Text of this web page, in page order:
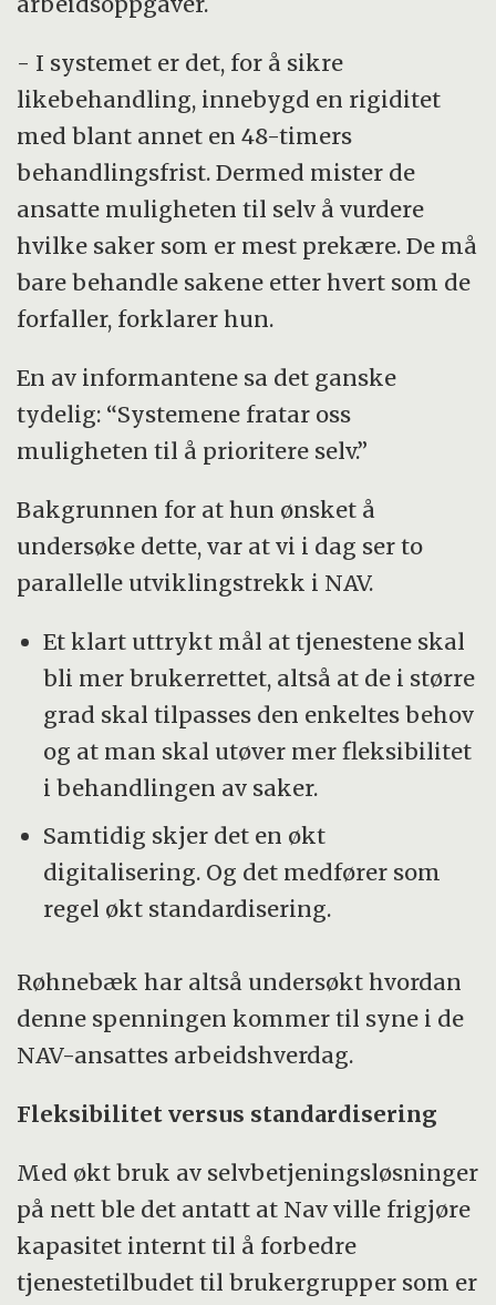
- I systemet er det, for å sikre
likebehandling, innebygd en rigiditet
med blant annet en 48-timers
behandlingsfrist. Dermed mister de
ansatte muligheten til selv å vurdere
hvilke saker som er mest prekære. De må
bare behandle sakene etter hvert som de
forfaller, forklarer hun.
En av informantene sa det ganske
tydelig: “Systemene fratar oss
muligheten til å prioritere selv.”
Bakgrunnen for at hun ønsket å
undersøke dette, var at vi i dag ser to
parallelle utviklingstrekk i NAV.
Et klart uttrykt mål at tjenestene skal
bli mer brukerrettet, altså at de i større
grad skal tilpasses den enkeltes behov
og at man skal utøver mer fleksibilitet
i behandlingen av saker.
Samtidig skjer det en økt
digitalisering. Og det medfører som
regel økt standardisering.
Røhnebæk har altså undersøkt hvordan
denne spenningen kommer til syne i de
NAV-ansattes arbeidshverdag.
Fleksibilitet versus standardisering
Med økt bruk av selvbetjeningsløsninger
på nett ble det antatt at Nav ville frigjøre
kapasitet internt til å forbedre
tjenestetilbudet til brukergrupper som er